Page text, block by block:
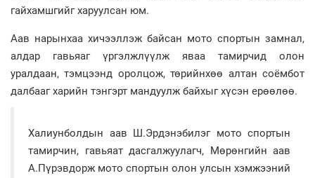
гайхамшгийг харуулсан юм.
Аав нарынхаа хичээллэж байсан мото спортын замнал,
алдар гавьяаг үргэлжлүүлж яваа тамирчид олон
уралдаан, тэмцээнд оролцож, төрийнхөө алтан соёмбот
далбааг харийн тэнгэрт мандуулж байхыг хүсэн ерөөлөө.
Халиунболдын аав Ш.Эрдэнэбилэг мото спортын
тамирчин, гавьяат дасгалжуулагч, Мөрөнгийн аав
А.Пүрэвдорж мото спортын олон улсын хэмжээний